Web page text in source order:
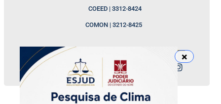
COEED | 3312-8424
COMON | 3212-8425
Nossos canais